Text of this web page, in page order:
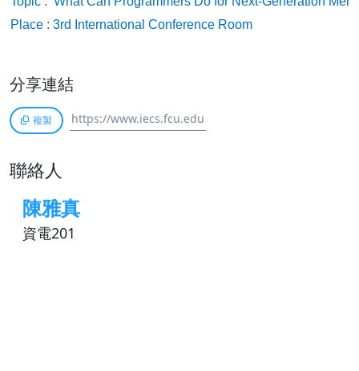
Place : 3rd International Conference Room
分享連結
複製
聯絡人
陳雅真
資電201